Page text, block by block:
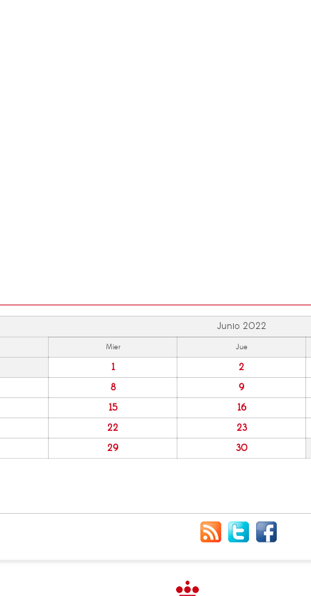
Junio 2022
Mier Jue
1 2
8 9
15 16
22 23
29 30